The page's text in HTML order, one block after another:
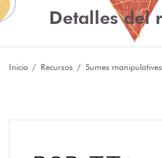
Detalles del
Inicio Recursos Sumes manipulatives